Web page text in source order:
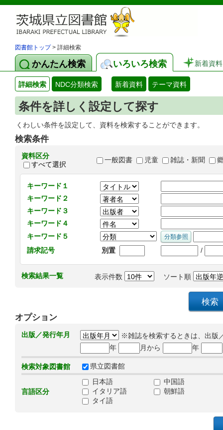
図書館トップ> 詳細検索
かんたん検索 いろいろ検索 新着資料
詳細検索 NDC分類検索 新着資料 テーマ資料
条件を詳しく設定して探す
くわしい条件を設定して、資料を検索することができます。
検索条件
資料区分
すべて選択
一般図書 児童 雑誌・新聞
キーワード１
キーワード２
キーワード３
キーワード４
キーワード５
請求記号
別置 /
検索結果一覧 表示件数 ソート順
オプション
出版／発行年月
※雑誌を検索するときは、出版
年
月から 年
検索対象図書館 県立図書館
言語区分
日本語
中国語
イタリア語
朝鮮語
タイ語